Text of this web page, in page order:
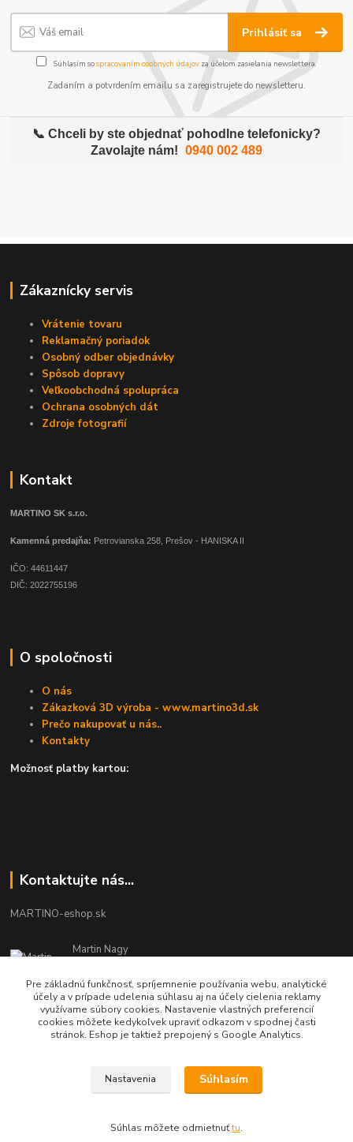
Prihlásiť sa
Súhlasím sospracovaním osobných údajov za účelom zasielania newslettera.
Zadaním a potvrdením emailu sa zaregistrujete do newsletteru.
📞 Chceli by ste objednať pohodlne telefonicky?
Zavolajte nám! 0940 002 489
Zákaznícky servis
Vrátenie tovaru
Reklamačný poriadok
Osobný odber objednávky
Spôsob dopravy
Veľkoobchodná spolupráca
Ochrana osobných dát
Zdroje fotografií
Kontakt
MARTINO SK s.r.o.
Kamenná predajňa: Petrovianska 258, Prešov - HANISKA II
IČO: 44611447
DIČ: 2022755196
O spoločnosti
O nás
Zákazková 3D výroba - www.martino3d.sk
Prečo nakupovať u nás..
Kontakty
Možnosť platby kartou:
Kontaktujte nás...
MARTINO-eshop.sk
Martin Nagy
Pracovné dni - 08:00 - 16:00
info.martinosk@gmail.com
1998 - 2026 MARTINO SK s.r.o.
Pre základnú funkčnosť, spríjemnenie používania webu, analytické
účely a v prípade udelenia súhlasu aj na účely cielenia reklamy
využívame súbory cookies. Nastavenie vlastných preferencií
cookies môžete kedykoľvek upraviť odkazom v spodnej časti
stránok. Eshop je taktiež prepojený s Google Analytics.
Nastavenia Súhlasím
Súhlas môžete odmietnuťtu.